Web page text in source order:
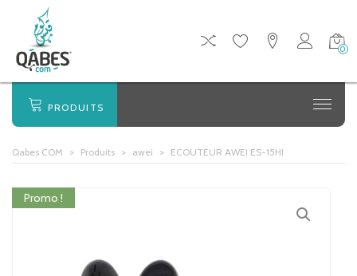
0
PRODUITS
Qabes COM > Produits > awei > ECOUTEUR AWEI ES-15HI
Promo !